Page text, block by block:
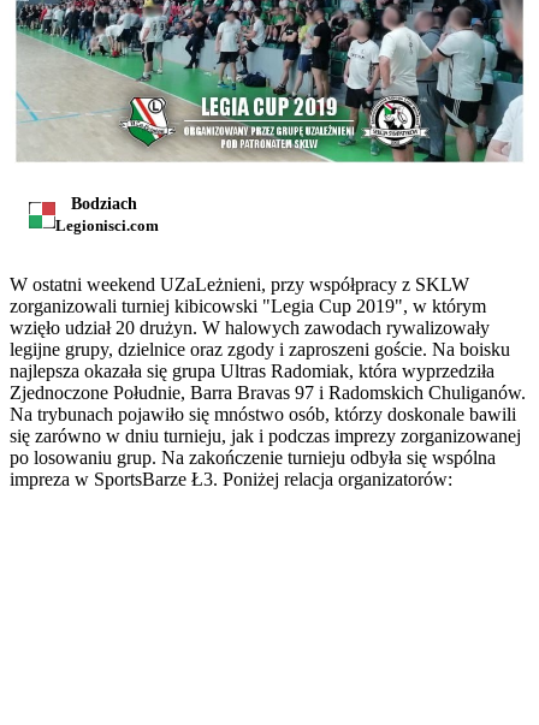
Bodziach
Legionisci.com
W ostatni weekend UZaLeżnieni, przy współpracy z SKLW
zorganizowali turniej kibicowski "Legia Cup 2019", w którym
wzięło udział 20 drużyn. W halowych zawodach rywalizowały
legijne grupy, dzielnice oraz zgody i zaproszeni goście. Na boisku
najlepsza okazała się grupa Ultras Radomiak, która wyprzedziła
Zjednoczone Południe, Barra Bravas 97 i Radomskich Chuliganów.
Na trybunach pojawiło się mnóstwo osób, którzy doskonale bawili
się zarówno w dniu turnieju, jak i podczas imprezy zorganizowanej
po losowaniu grup. Na zakończenie turnieju odbyła się wspólna
impreza w SportsBarze Ł3. Poniżej relacja organizatorów: